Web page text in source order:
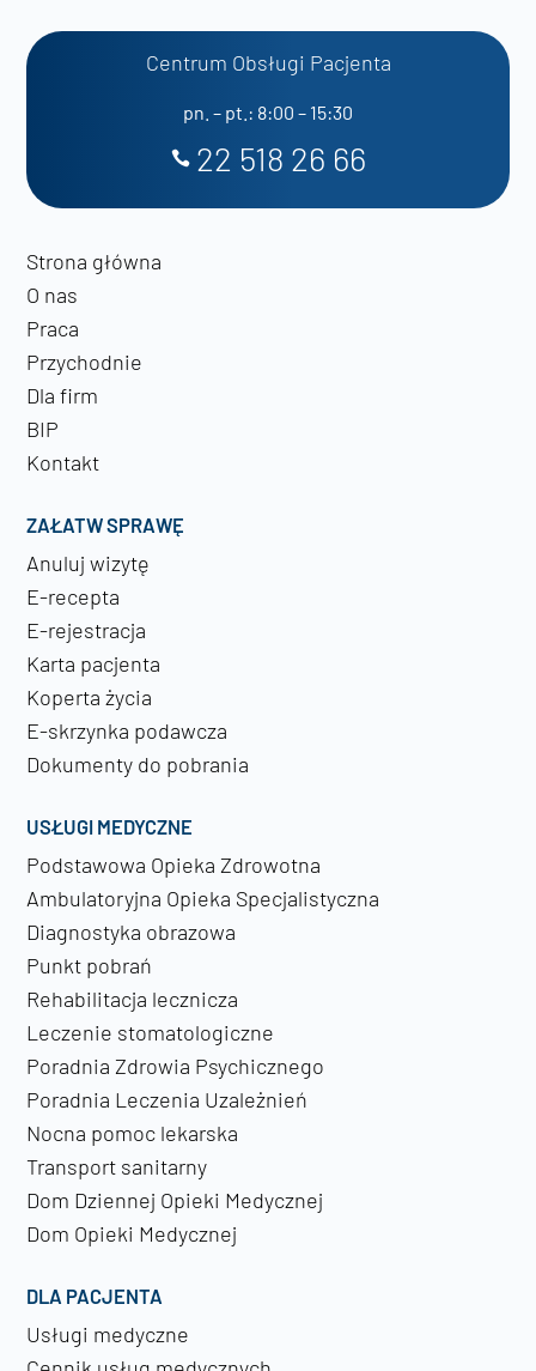
Centrum Obsługi Pacjenta
pn. – pt.: 8:00 – 15:30
22 518 26 66
Strona główna
O nas
Praca
Przychodnie
Dla firm
BIP
Kontakt
ZAŁATW SPRAWĘ
Anuluj wizytę
E-recepta
E-rejestracja
Karta pacjenta
Koperta życia
E-skrzynka podawcza
Dokumenty do pobrania
USŁUGI MEDYCZNE
Podstawowa Opieka Zdrowotna
Ambulatoryjna Opieka Specjalistyczna
Diagnostyka obrazowa
Punkt pobrań
Rehabilitacja lecznicza
Leczenie stomatologiczne
Poradnia Zdrowia Psychicznego
Poradnia Leczenia Uzależnień
Nocna pomoc lekarska
Transport sanitarny
Dom Dziennej Opieki Medycznej
Dom Opieki Medycznej
DLA PACJENTA
Usługi medyczne